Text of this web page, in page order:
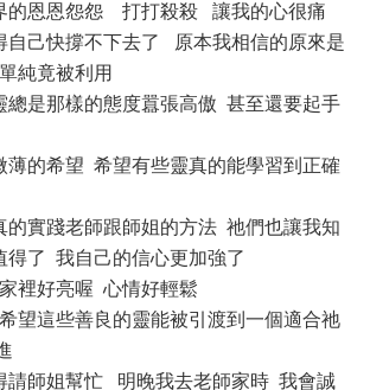
的恩恩怨怨 打打殺殺 讓我的心很痛
自己快撐不下去了 原本我相信的原來是
純竟被利用
總是那樣的態度囂張高傲 甚至還要起手
薄的希望 希望有些靈真的能學習到正確
的實踐老師跟師姐的方法 祂們也讓我知
得了 我自己的信心更加強了
裡好亮喔 心情好輕鬆
望這些善良的靈能被引渡到一個適合祂
請師姐幫忙 明晚我去老師家時 我會誠